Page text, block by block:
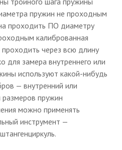
пружин не проходным
проходить ПО диаметру
калиброванная
через всю длину
для замера внутреннего или
используют какой-нибудь
— внутренний или
пружин
можно применять
инструмент —